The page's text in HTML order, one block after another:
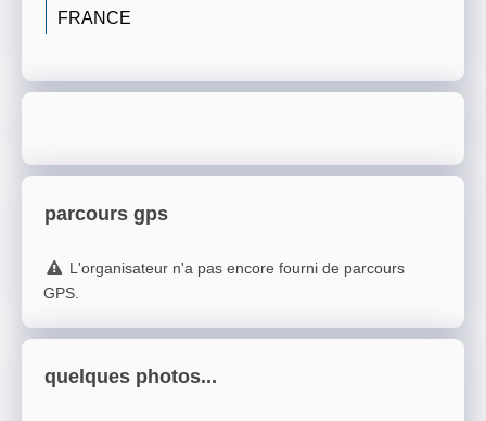
FRANCE
parcours gps
L'organisateur n'a pas encore fourni de parcours
GPS.
quelques photos...